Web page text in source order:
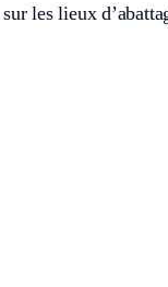
les lieux